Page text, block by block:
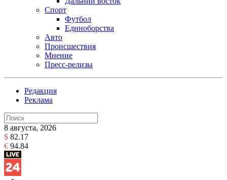
Спорт
Футбол
Единоборства
Авто
Происшествия
Мнение
Пресс-релизы
Редакция
Реклама
8 августа, 2026
$ 82.17
€ 94.84